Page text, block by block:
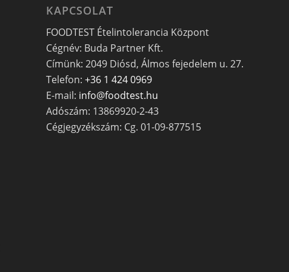
KAPCSOLAT
FOODTEST Ételintolerancia Központ
Cégnév: Buda Partner Kft.
Címünk: 2049 Diósd, Álmos fejedelem u. 27.
Telefon: +36 1 424 0969
E-mail: info@foodtest.hu
Adószám: 13869920-2-43
Cégjegyzékszám: Cg. 01-09-877515